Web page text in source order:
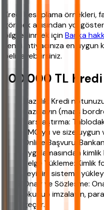
Kredi hesaplama örnekleri,
görmek açısından yol
bilgi edinmek içinBanka
kendi ihtiyacınıza en uygun
belirleyebilirsiniz.
100.000 TL
Hazırlık: Kredi
hazırlayın (maaş
Karşılaştırma:
YMO'yu ve size
Online Başvuru:
uygulamasından
Belge Yükleme:
teyidini sisteme
Onay ve Sözleşme:
okuyup imzalayın,
geçer.